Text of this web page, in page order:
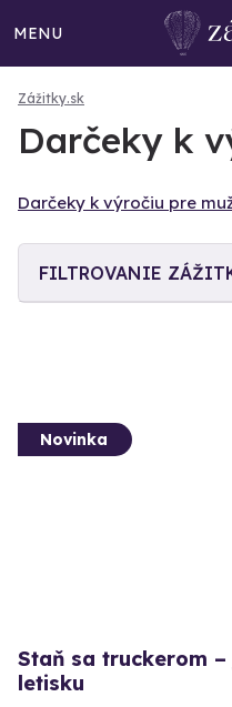
MENU
Zážitky.sk
Darčeky k
Darčeky k výročiu pre
FILTROVANIE
Novinka
Staň sa truckerom
letisku